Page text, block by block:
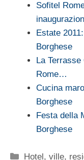
Sofitel
Estate
Borghese
La
Rome…
Cucina
Borghese
Festa della
Borghese
Categorie
Hotel, ville,